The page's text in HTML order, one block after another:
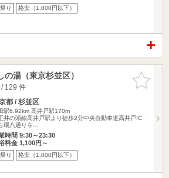
り 格安（1,000円以下）
お気に入
りに追加
湯（東京杉並区）
129 件
都 / 杉並区
駅6.92km 高井戸駅170m
井の頭線高井戸駅より徒歩2分中央自動車道高井戸IC
環八通りを…
時間 9:30～23:30
料金 1,100円～
り 格安（1,000円以下）